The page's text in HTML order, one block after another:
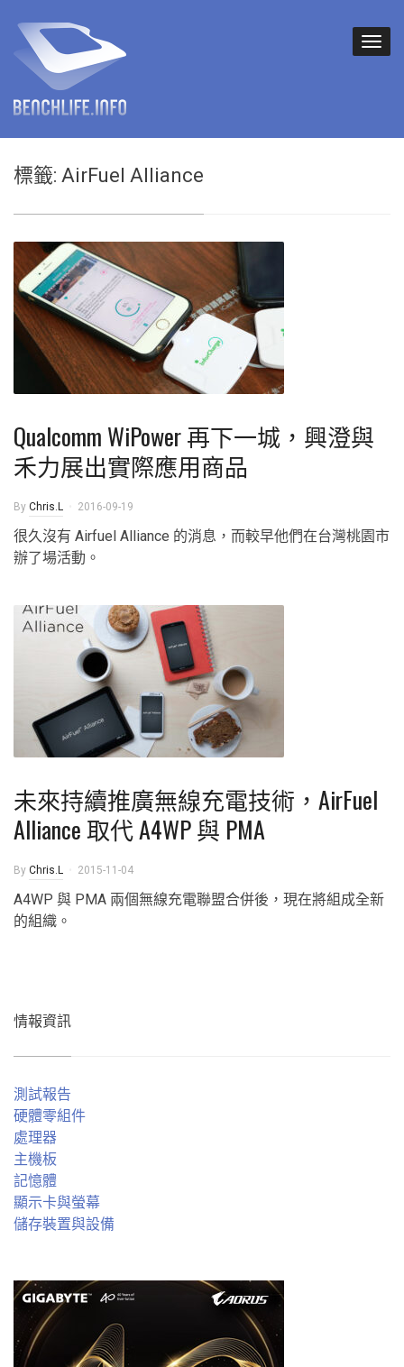
標籤: AirFuel Alliance
Qualcomm WiPower 再下一城，興澄與
禾力展出實際應用商品
By Chris.L 2016-09-19
很久沒有 Airfuel Alliance 的消息，而較早他們在台灣桃園市
辦了場活動。
未來持續推廣無線充電技術，AirFuel
Alliance 取代 A4WP 與 PMA
By Chris.L 2015-11-04
A4WP 與 PMA 兩個無線充電聯盟合併後，現在將組成全新
的組織。
情報資訊
測試報告
硬體零組件
處理器
主機板
記憶體
顯示卡與螢幕
儲存裝置與設備